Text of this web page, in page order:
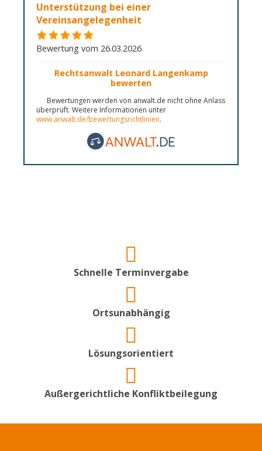
Unterstützung bei einer
Vereinsangelegenheit
Bewertung vom 26.03.2026
Rechtsanwalt Leonard Langenkamp
bewerten
Bewertungen werden von anwalt.de nicht ohne Anlass
überprüft. Weitere Informationen unter
www.anwalt.de/bewertungsrichtlinien.
Schnelle Terminvergabe
Ortsunabhängig
Lösungsorientiert
Außergerichtliche Konfliktbeilegung